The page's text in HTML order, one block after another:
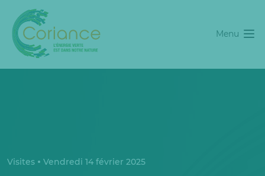
Menu
Visites Vendredi 14 février 2025